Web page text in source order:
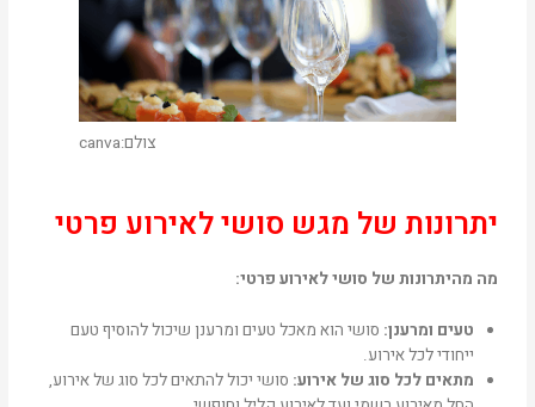
צולם:canva
יתרונות של מגש סושי לאירוע פרטי
מה מהיתרונות של סושי לאירוע פרטי:
טעים ומרענן: סושי הוא מאכל טעים ומרענן שיכול להוסיף טעם
ייחודי לכל אירוע.
מתאים לכל סוג של אירוע: סושי יכול להתאים לכל סוג של אירוע,